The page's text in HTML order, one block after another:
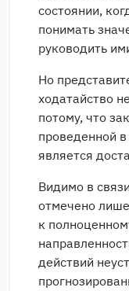
состоянии,
понимать
руководить
Но
ходатайство
потому, что
проведенной
является
Видимо в
отмечено
к
действий